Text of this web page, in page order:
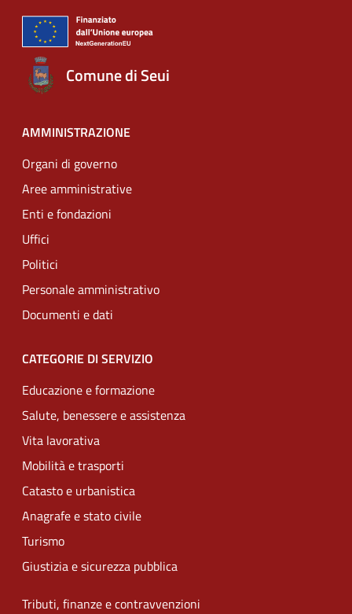
Comune di Seui
AMMINISTRAZIONE
Organi di governo
Aree amministrative
Enti e fondazioni
Uffici
Politici
Personale amministrativo
Documenti e dati
CATEGORIE DI SERVIZIO
Educazione e formazione
Salute, benessere e assistenza
Vita lavorativa
Mobilità e trasporti
Catasto e urbanistica
Anagrafe e stato civile
Turismo
Giustizia e sicurezza pubblica
Tributi, finanze e contravvenzioni